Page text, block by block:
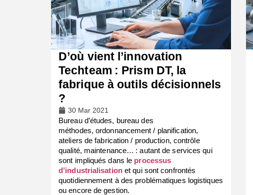
D’où vient l’innovation
Techteam : Prism DT, la
fabrique à outils décisionnels
?
30 Mar 2021
Bureau d’études, bureau des
méthodes, ordonnancement / planification,
ateliers de fabrication / production, contrôle
qualité, maintenance… : autant de services qui
sont impliqués dans le processus
d’industrialisationet qui sont confrontés
quotidiennement à des problématiques logistiques
ou encore de gestion.